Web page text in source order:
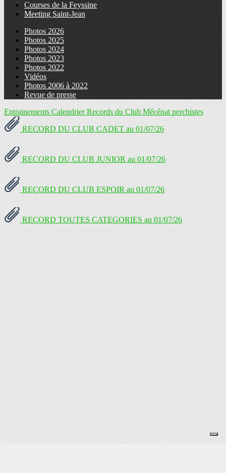
Courses de la Feyssine
Meeting Saint-Jean
Photos 2026
Photos 2025
Photos 2024
Photos 2023
Photos 2022
Vidéos
Photos 2006 à 2022
Revue de presse
Entrainements CalendrierRecords du Club Mécénat perchistes
RECORD DU CLUB CADET au 01/07/26
RECORD DU CLUB JUNIOR au 01/07/26
RECORD DU CLUB ESPOIR au 01/07/26
RECORD TOUTES CATEGORIES au 01/07/26